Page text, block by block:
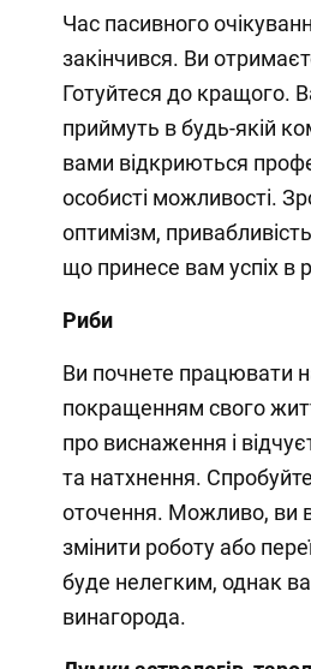
Час пасивного
закінчився. Ви
Готуйтеся до кращого.
приймуть в будь-якій
вами відкриються
особисті можливості.
оптимізм,
що принесе вам успіх в
Риби
Ви почнете працювати
покращенням свого
про виснаження і
та натхнення.
оточення. Можливо, ви
змінити роботу або
буде нелегким, однак
винагорода.